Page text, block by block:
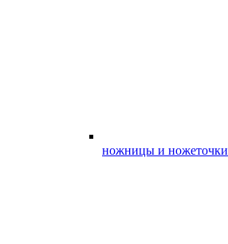
ножницы и ножеточки